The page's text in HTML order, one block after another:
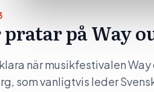
på Way
när musikfestivalen
som vanligtvis leder